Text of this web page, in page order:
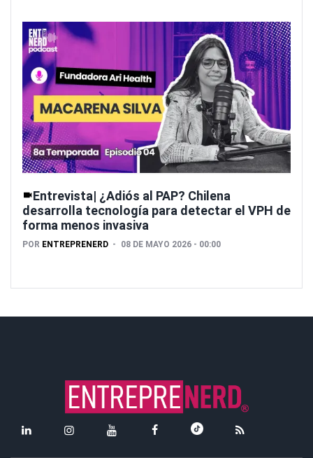
Entrevista| ¿Adiós al PAP? Chilena
desarrolla tecnología para detectar el VPH de
forma menos invasiva
POR ENTREPRENERD 08 DE MAYO 2026 - 00:00